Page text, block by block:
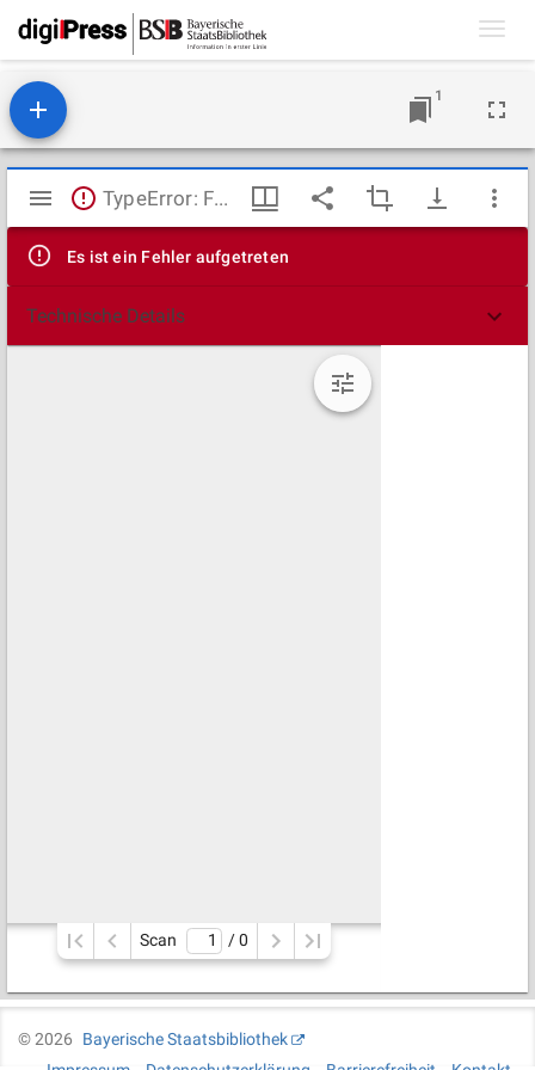
1
Mirador
Viewer
TypeError: Failed to fetch
Es ist ein Fehler aufgetreten
Technische Details
Scan / 0
©2026
Bayerische Staatsbibliothek